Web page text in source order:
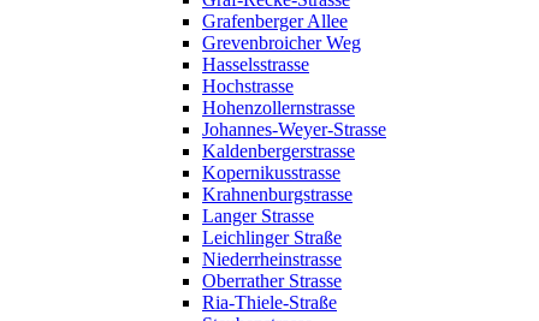
Grafenberger Allee
Grevenbroicher Weg
Hasselsstrasse
Hochstrasse
Hohenzollernstrasse
Johannes-Weyer-Strasse
Kaldenbergerstrasse
Kopernikusstrasse
Krahnenburgstrasse
Langer Strasse
Leichlinger Straße
Niederrheinstrasse
Oberrather Strasse
Ria-Thiele-Straße